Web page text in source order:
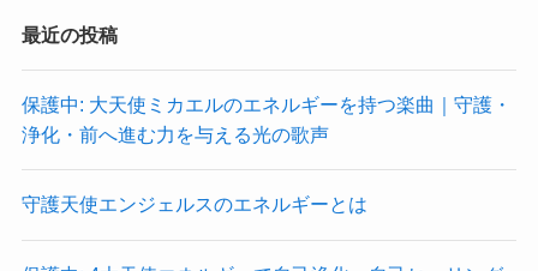
最近の投稿
保護中: 大天使ミカエルのエネルギーを持つ楽曲｜守護・
浄化・前へ進む力を与える光の歌声
守護天使エンジェルスのエネルギーとは